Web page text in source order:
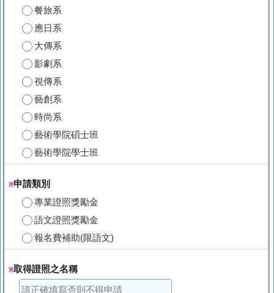
餐旅系
應日系
大傳系
影劇系
視傳系
藝創系
時尚系
藝術學院碩士班
藝術學院學士班
※申請類別
專業證照獎勵金
語文證照獎勵金
報名費補助(限語文)
※取得證照之名稱